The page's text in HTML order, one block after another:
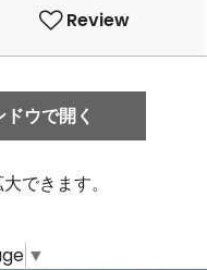
Review
ウで開く
できます。
▼